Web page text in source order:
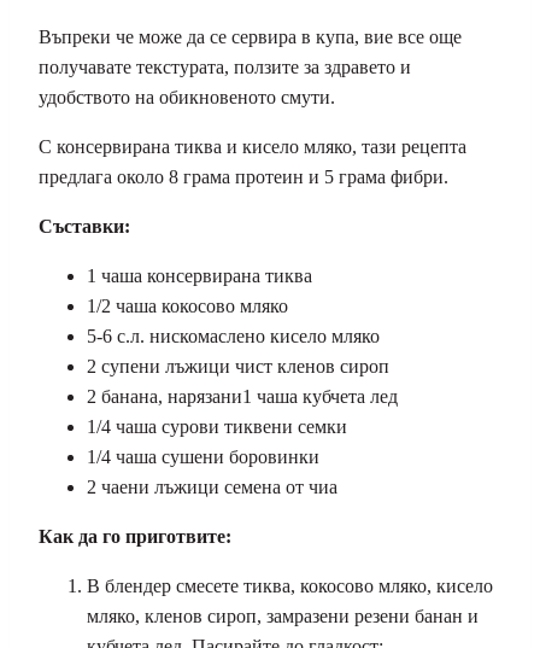
Въпреки че може да се сервира в купа, вие все още
получавате текстурата, ползите за здравето и
удобството на обикновеното смути.
С консервирана тиква и кисело мляко, тази рецепта
предлага около 8 грама протеин и 5 грама фибри.
Съставки:
1 чаша консервирана тиква
1/2 чаша кокосово мляко
5-6 с.л. нискомаслено кисело мляко
2 супени лъжици чист кленов сироп
2 банана, нарязани1 чаша кубчета лед
1/4 чаша сурови тиквени семки
1/4 чаша сушени боровинки
2 чаени лъжици семена от чиа
Как да го приготвите:
В блендер смесете тиква, кокосово мляко, кисело
мляко, кленов сироп, замразени резени банан и